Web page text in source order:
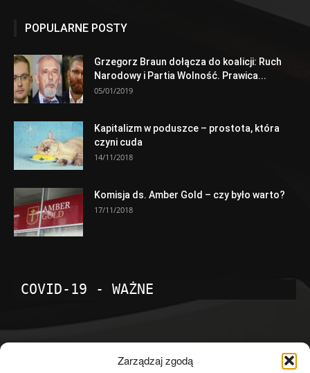
Zarządzaj zgodą
POPULARNE POSTY
Grzegorz Braun dołącza do koalicji: Ruch
Narodowy i Partia Wolność. Prawica...
05/01/2019
Kapitalizm w poduszce – prostota, która
czyni cuda
14/11/2018
Komisja ds. Amber Gold – czy było warto?
17/11/2018
COVID-19 - WAŻNE